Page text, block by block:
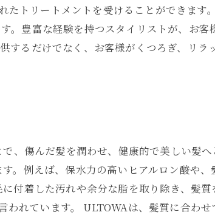
トリートメントを受けることができます。
。豊富な経験を持つスタイリストが、お客
するだけでなく、お客様がくつろぎ、リラ
、傷んだ髪を潤わせ、健康的で美しい髪へ
。例えば、保水力の高いヒアルロン酸や、
付着した汚れや余分な脂を取り除き、髪質
れています。 ULTOWAは、髪質に合わせ